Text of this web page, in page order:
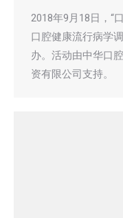
2018年9月18日，“
口腔健康流行病学
办。活动由中华口
资有限公司支持。